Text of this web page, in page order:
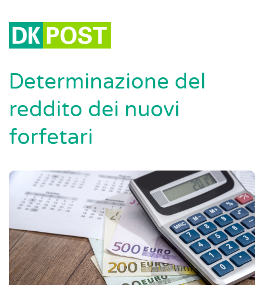
Determinazione del
reddito dei nuovi
forfetari